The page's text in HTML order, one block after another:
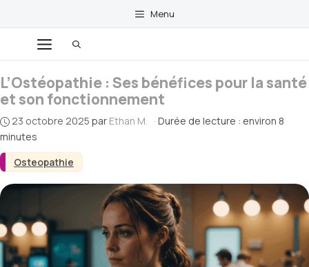
contenu
Menu
Menu
Osteopathie
L’Ostéopathie : Ses bénéfices pour la santé
et son fonctionnement
23 octobre 2025 par Ethan M. · Durée de lecture : environ 8
minutes